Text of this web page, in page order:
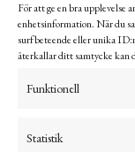
För att ge en bra upplevelse
enhetsinformation. När du
surfbeteende eller unika
återkallar ditt samtycke kan
Funktionell
Statistik
Se Tärnsjö
aktuella
Terms of Purchase